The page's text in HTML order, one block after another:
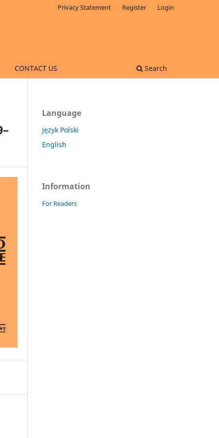
CONTACT US Search
Privacy Statement Register Login
Language
Język Polski
English
Information
For Readers